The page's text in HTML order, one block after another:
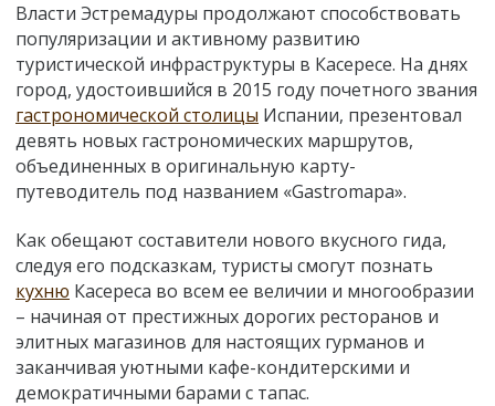
Власти Эстремадуры продолжают способствовать
популяризации и активному развитию
туристической инфраструктуры в Касересе. На днях
город, удостоившийся в 2015 году почетного звания
гастрономической столицы Испании, презентовал
девять новых гастрономических маршрутов,
объединенных в оригинальную карту-
путеводитель под названием «Gastromapa».
Как обещают составители нового вкусного гида,
следуя его подсказкам, туристы смогут познать
кухню Касереса во всем ее величии и многообразии
– начиная от престижных дорогих ресторанов и
элитных магазинов для настоящих гурманов и
заканчивая уютными кафе-кондитерскими и
демократичными барами с тапас.